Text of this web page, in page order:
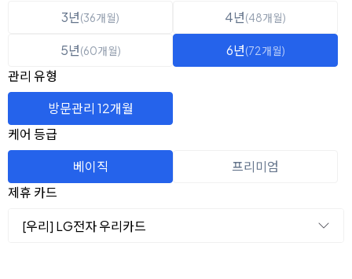
3년(36개월) 4년(48개월)
5년(60개월) 6년(72개월)
관리 유형
방문관리 12개월
케어 등급
베이직
프리미엄
제휴 카드
[우리] LG전자 우리카드